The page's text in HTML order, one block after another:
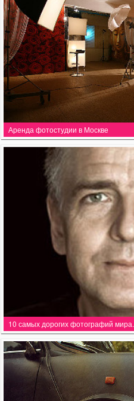
Аренда фотостудии в Москве
10 самых дорогих фотографий мира.